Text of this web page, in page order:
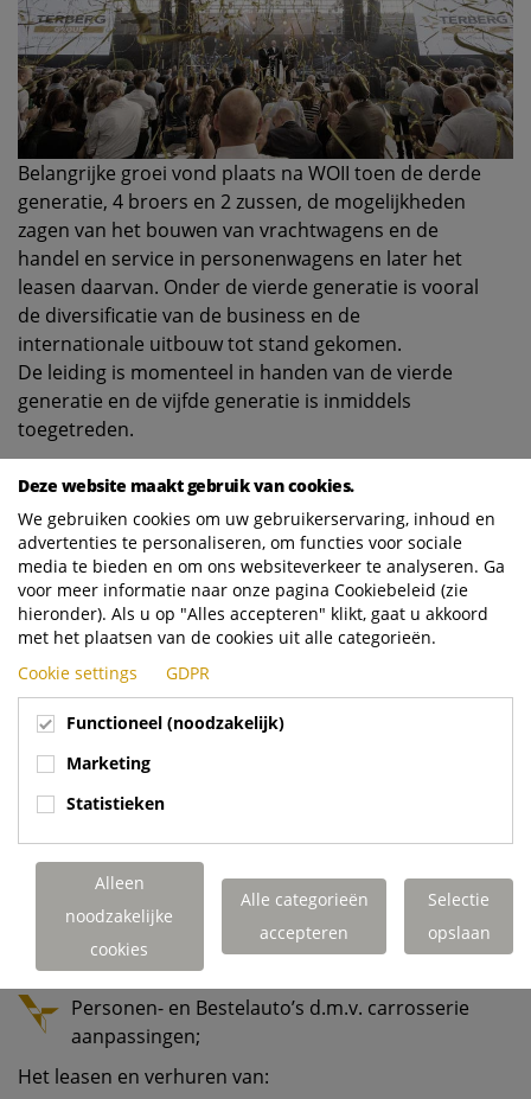
Belangrijke groei vond plaats na WOII toen de derde
generatie, 4 broers en 2 zussen, de mogelijkheden
zagen van het bouwen van vrachtwagens en de
handel en service in personenwagens en later het
leasen daarvan. Onder de vierde generatie is vooral
de diversificatie van de business en de
internationale uitbouw tot stand gekomen.
De leiding is momenteel in handen van de vierde
generatie en de vijfde generatie is inmiddels
toegetreden.
Het engineeren en assembleren van:
Speciale voertuigen, zoals Terminal en RoRo –
Trekkers die in combinatie met trailers lading
verplaatsen in havens, logistiek en zware
industrie;
Environmental equipment voor de
afvalinzameling, zoals trucks met lage instap
cabine, afval opbouwen en
beladingssystemen;
Meeneemheftrucks die achterop trailers
zware lading;
Vrachtwagens waarbij standaard Volvo Trucks
omgebouwd worden naar specials;
Personen- en Bestelauto’s d.m.v. carrosserie
aanpassingen;
Het leasen en verhuren van:
Deze website maakt gebruik van cookies.
We gebruiken cookies om uw gebruikerservaring, inhoud en
advertenties te personaliseren, om functies voor sociale
media te bieden en om ons websiteverkeer te analyseren. Ga
voor meer informatie naar onze pagina Cookiebeleid (zie
hieronder). Als u op "Alles accepteren" klikt, gaat u akkoord
met het plaatsen van de cookies uit alle categorieën.
Cookie settings
GDPR
Functioneel (noodzakelijk)
Marketing
Statistieken
Alleen
noodzakelijke
cookies
Alle categorieën
accepteren
Selectie
opslaan